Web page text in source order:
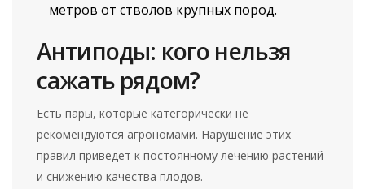
метров от стволов крупных пород.
Антиподы: кого нельзя
сажать рядом?
Есть пары, которые категорически не
рекомендуются агрономами. Нарушение этих
правил приведет к постоянному лечению растений
и снижению качества плодов.